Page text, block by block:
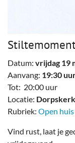
Datum: vrijdag 19
Aanvang: 19:30
Tot: 20:00 uur
Locatie:
Rubriek: Open
Vind rust, laat je